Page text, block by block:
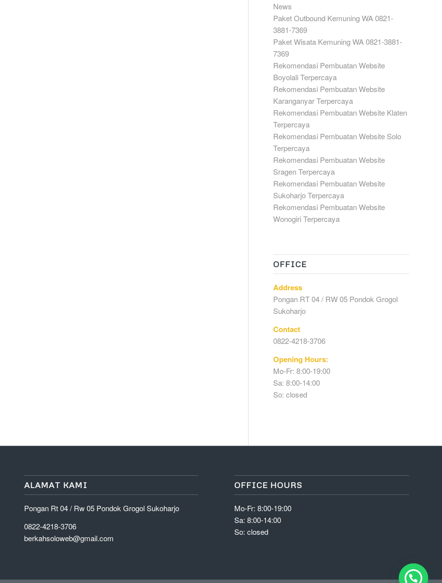
News
Paket Outbound Kemuning WA 0821-
3881-7369
Paket Wisata Kemuning WA 0821-3881-
7369
Rekomendasi Pembuatan Website
Boyolali Terpercaya
Rekomendasi Pembuatan Website
Karanganyar Terpercaya
Rekomendasi Pembuatan Website Klaten
Terpercaya
Rekomendasi Pembuatan Website Solo
Terpercaya
Rekomendasi Pembuatan Website
Sragen Terpercaya
Rekomendasi Pembuatan Website
Sukoharjo Terpercaya
Rekomendasi Pembuatan Website
Wonogiri Terpercaya
OFFICE
Address
Pongan RT 04 / RW 05 Pondok Grogol
Sukoharjo
Contact
0822-4218-3706
Opening Hours:
Mo-Fr: 8:00-19:00
Sa: 8:00-14:00
So: closed
ALAMAT KAMI
Pongan Rt 04 / Rw 05 Pondok Grogol Sukoharjo
0822-4218-3706
berkahsoloweb@gmail.com
OFFICE HOURS
Mo-Fr: 8:00-19:00
Sa: 8:00-14:00
So: closed